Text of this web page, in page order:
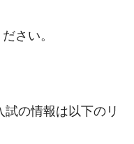
さい。
の情報は以下のリ